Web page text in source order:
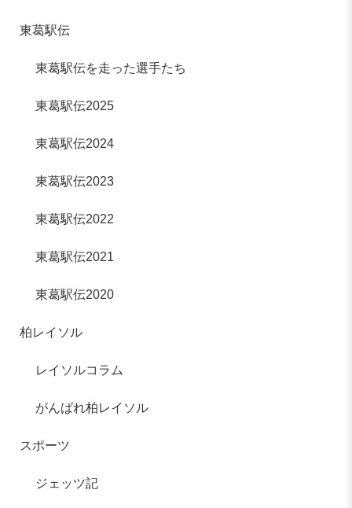
東葛駅伝
東葛駅伝を走った選手たち
東葛駅伝2025
東葛駅伝2024
東葛駅伝2023
東葛駅伝2022
東葛駅伝2021
東葛駅伝2020
柏レイソル
レイソルコラム
がんばれ柏レイソル
スポーツ
ジェッツ記